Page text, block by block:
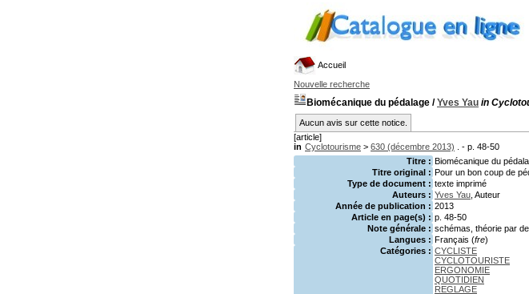
Accueil
Nouvelle recherche
Biomécanique du pédalage /Yves Yau in
Aucun avis sur cette notice.
[article]
in Cyclotourisme > 630 (décembre 2013) . - p. 48-50
Titre : Biomécanique du
Titre original : Pour un bon coup de
Type de document : texte imprimé
Auteurs : Yves Yau , Auteur
Année de publication : 2013
Article en page(s) : p. 48-50
Note générale : schémas, théorie par
Langues : Français (fre)
Catégories : CYCLISTE
CYCLOTOURISTE
ERGONOMIE
QUOTIDIEN
REGLAGE